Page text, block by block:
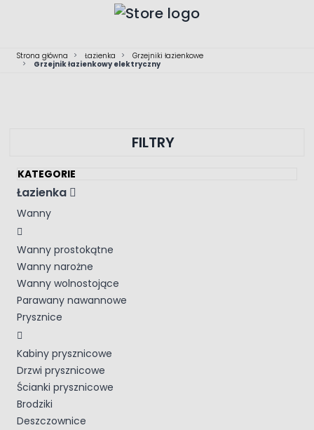
Strona główna > Łazienka >
Grzejniki łazienkowe
>
Grzejnik łazienkowy elektryczny
FILTRY
KATEGORIE
Łazienka
Wanny
Wanny prostokątne
Wanny narożne
Wanny wolnostojące
Parawany nawannowe
Prysznice
Kabiny prysznicowe
Drzwi prysznicowe
Ścianki prysznicowe
Brodziki
Deszczownice